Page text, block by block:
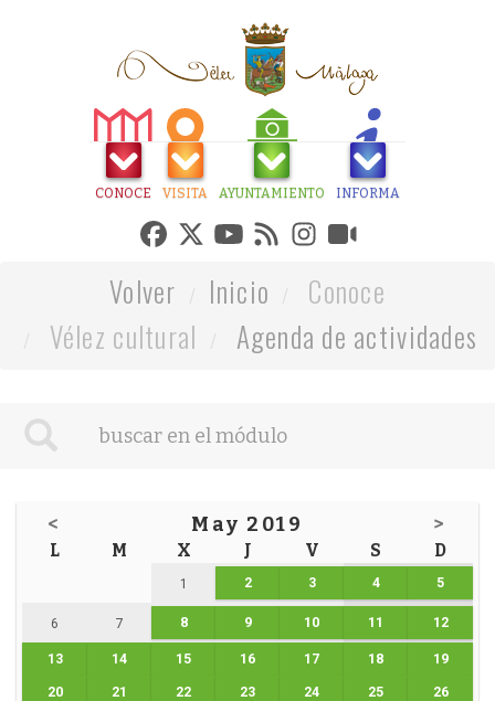
CONOCE VISITA AYUNTAMIENTO INFORMA
Volver Inicio
Conoce
Vélez cultural
Agenda de actividades
< May 2019 >
L M X J V S D
1 2 3 4 5
6 7 8 9 10 11 12
13 14 15 16 17 18 19
20 21 22 23 24 25 26